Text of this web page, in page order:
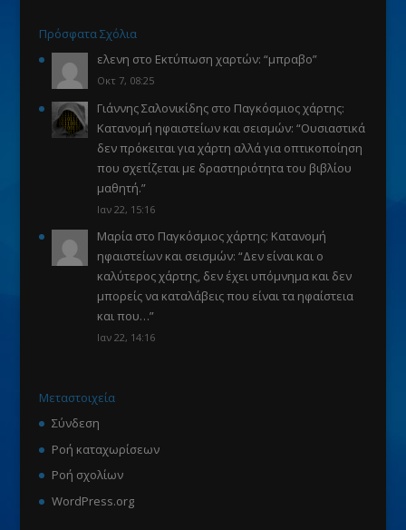
Πρόσφατα Σχόλια
ελενη στο Εκτύπωση χαρτών: “μπραβο”
Οκτ 7, 08:25
Γιάννης Σαλονικίδηςστο Παγκόσμιος χάρτης:
Κατανομή ηφαιστείων και σεισμών: “Ουσιαστικά
δεν πρόκειται για χάρτη αλλά για οπτικοποίηση
που σχετίζεται με δραστηριότητα του βιβλίου
μαθητή.”
Ιαν 22, 15:16
Μαρίαστο Παγκόσμιος χάρτης: Κατανομή
ηφαιστείων και σεισμών: “Δεν είναι και ο
καλύτερος χάρτης, δεν έχει υπόμνημα και δεν
μπορείς να καταλάβεις που είναι τα ηφαίστεια
και που…”
Ιαν 22, 14:16
Μεταστοιχεία
Σύνδεση
Ροή καταχωρίσεων
Ροή σχολίων
WordPress.org